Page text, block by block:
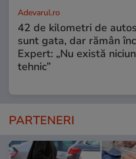
Adevarul.ro
42 de kilometri de
sunt gata, dar rămân
Expert: „Nu există
tehnic”
PARTENERI